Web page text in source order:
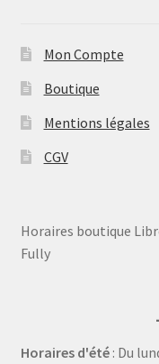
Mon Compte
Boutique
Mentions légales
CGV
Horaires boutique
Fully
Horaires d'été: Du